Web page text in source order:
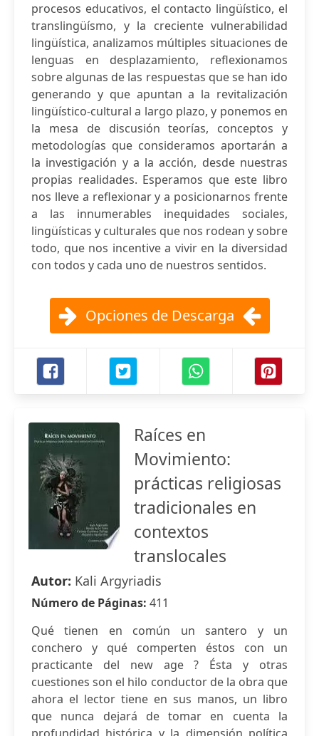
procesos educativos, el contacto lingüístico, el
translingüísmo, y la creciente vulnerabilidad
lingüística, analizamos múltiples situaciones de
lenguas en desplazamiento, reflexionamos
sobre algunas de las respuestas que se han ido
generando y que apuntan a la revitalización
lingüístico-cultural a largo plazo, y ponemos en
la mesa de discusión teorías, conceptos y
metodologías que consideramos aportarán a
la investigación y a la acción, desde nuestras
propias realidades. Esperamos que este libro
nos lleve a reflexionar y a posicionarnos frente
a las innumerables inequidades sociales,
lingüísticas y culturales que nos rodean y sobre
todo, que nos incentive a vivir en la diversidad
con todos y cada uno de nuestros sentidos.
Opciones de Descarga
Raíces en
Movimiento:
prácticas religiosas
tradicionales en
contextos
translocales
Autor: Kali Argyriadis
Número de Páginas: 411
Qué tienen en común un santero y un
conchero y qué comperten éstos con un
practicante del new age ? Ésta y otras
cuestiones son el hilo conductor de la obra que
ahora el lector tiene en sus manos, un libro
que nunca dejará de tomar en cuenta la